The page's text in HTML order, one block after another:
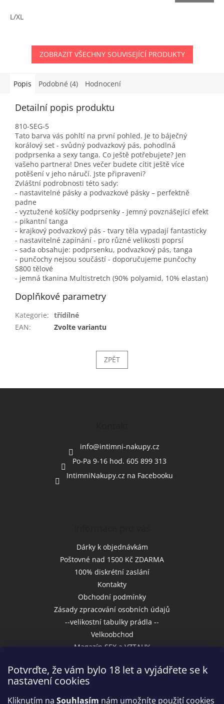
Potvrďte, že vám bylo 18 let a vyjádřete se k
nastavení cookies
Kliknutím na Souhlasím nám umožníte použití cookies
L/XL
ZOBRAZIT VŠECHNY SOUVISEJÍCÍ PRODUKTY
Popis Podobné (4) Hodnocení
Detailní popis produktu
810-SEG-5
Tato barva vás pohltí na první pohled. Je to báječný
korálový set - svůdný podvazkový pás, pohodlná
podprsenka a sexy tanga. Co ještě potřebujete? Jen
vašeho partnera! Dnes večer budete cítit ještě více
potěšení v jeho náručí. Jste připraveni?
Zvláštní podrobnosti této sady:
- nastavitelné pásky a podvazkové pásky – perfektně
padne
- vyztužené košíčky podprsenky - jemný povznášející efekt
- pikantní tanga
- krajkový podvazkový pás - tvary těla vypadají fantasticky
- nastavitelné zapínání - pro různé velikosti poprsí
- sada obsahuje: podprsenku, podvazkový pás, tanga
- punčochy nejsou součástí - doporučujeme punčochy
S800 tělové
- jemná tkanina Multistretch (90% polyamid, 10% elastan)
Doplňkové parametry
Kategorie: třídílné
EAN: Zvolte variantu
ZPĚT
info@intimni-nakupy.cz
Po-Pa 9-16 hod. 605 899 313
IntimniNakupy.cz na Facebooku
Dárky k objednávkám
Poštovné nad 1500 Kč ZDARMA
100% diskrétní zaslání
Kontakty
Obchodní podmínky
Zásady zpracování osobních údajů
--velikostní tabulky prádla --
Velkoobchod
Magazín SEX a VZTAHY
Přijímáme online platby